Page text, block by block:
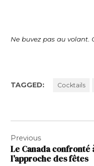
Ne buvez pas au volant.
TAGGED: Cocktails
de
l’article
Previous
Le Canada confronté
l’approche des fêtes